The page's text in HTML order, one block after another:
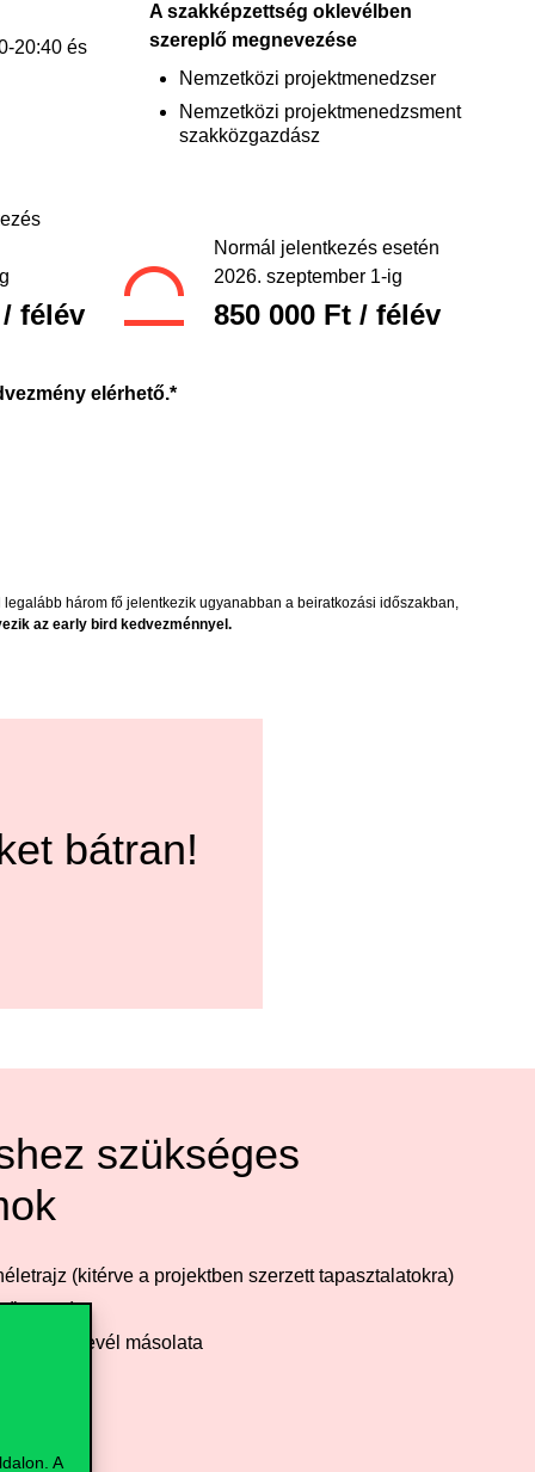
A
20:40 és
A szakképzettség oklevélben
szereplő megnevezése
Nemzetközi projektmenedzser
Nemzetközi projektmenedzsment
szakközgazdász
félév
Normál jelentkezés esetén
2026. szeptember 1-ig
850 000 Ft / félév
elérhető.*
három fő jelentkezik ugyanabban a beiratkozási időszakban,
az early bird kedvezménnyel.
bátran!
szükséges
(kitérve a projektben szerzett tapasztalatokra)
(ha van)
oklevél másolata